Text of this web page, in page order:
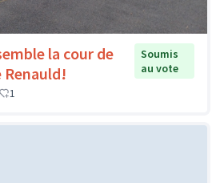
la cour de
Renauld!
Soumis
au vote
1